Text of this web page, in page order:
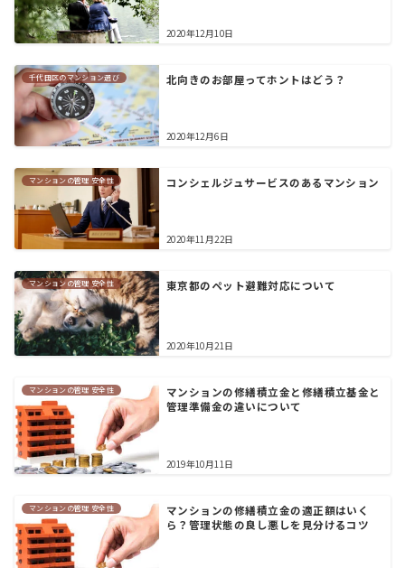
2020年12月10日
千代田区のマンション選び 北向きのお部屋ってホントはどう？
2020年12月6日
マンションの管理 安全性 コンシェルジュサービスのあるマンション
2020年11月22日
マンションの管理 安全性 東京都のペット避難対応について
2020年10月21日
マンションの管理 安全性
マンションの修繕積立金と修繕積立基金と
管理準備金の違いについて
2019年10月11日
マンションの管理 安全性
マンションの修繕積立金の適正額はいく
ら？管理状態の良し悪しを見分けるコツ